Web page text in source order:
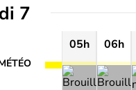
7
05h 06h